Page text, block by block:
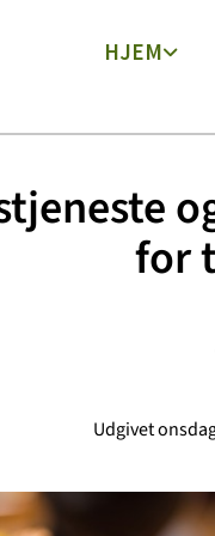
HJEM
for
Udgivet